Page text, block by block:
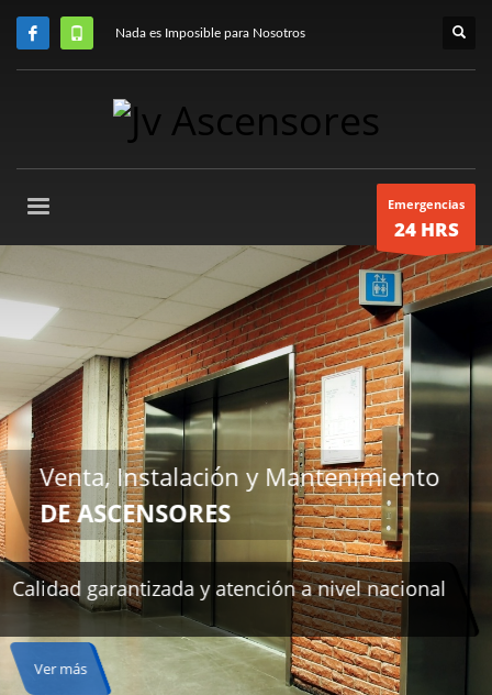
Nada es Imposible para Nosotros
Emergencias
24 HRS